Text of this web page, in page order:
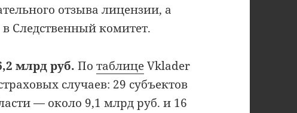
отзыва лицензии, а
Следственный комитет.
млрд руб. ПотаблицеVklader
случаев: 29 субъектов
— около 9,1 млрд руб. и 16